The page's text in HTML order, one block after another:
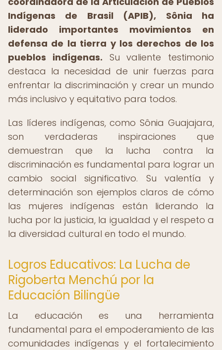
Indígenas de Brasil (APIB), Sônia ha
liderado importantes movimientos en
defensa de la tierra y los derechos de los
pueblos indígenas. Su valiente testimonio
destaca la necesidad de unir fuerzas para
enfrentar la discriminación y crear un mundo
más inclusivo y equitativo para todos.
Las líderes indígenas, como Sônia Guajajara,
son verdaderas inspiraciones que
demuestran que la lucha contra la
discriminación es fundamental para lograr un
cambio social significativo. Su valentía y
determinación son ejemplos claros de cómo
las mujeres indígenas están liderando la
lucha por la justicia, la igualdad y el respeto a
la diversidad cultural en todo el mundo.
Logros Educativos: La Lucha de
Rigoberta Menchú por la
Educación Bilingüe
La educación es una herramienta
fundamental para el empoderamiento de las
comunidades indígenas y el fortalecimiento